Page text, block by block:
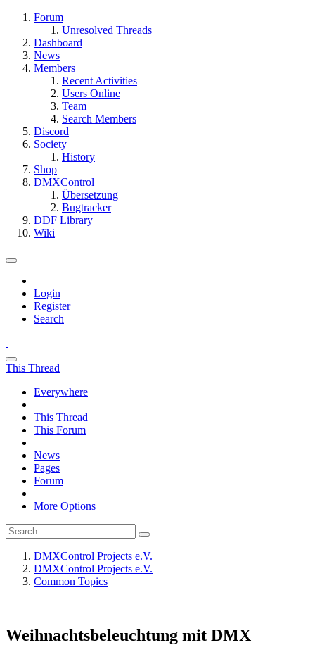
Forum
Unresolved Threads
Dashboard
News
Members
Recent Activities
Users Online
Team
Search Members
Discord
Society
History
Shop
DMXControl
Übersetzung
Bugtracker
DDF Library
Wiki
Login
Register
Search
This Thread
Everywhere
This Thread
This Forum
News
Pages
Forum
More Options
DMXControl Projects e.V.
DMXControl Projects e.V.
Common Topics
Weihnachtsbeleuchtung mit DMX